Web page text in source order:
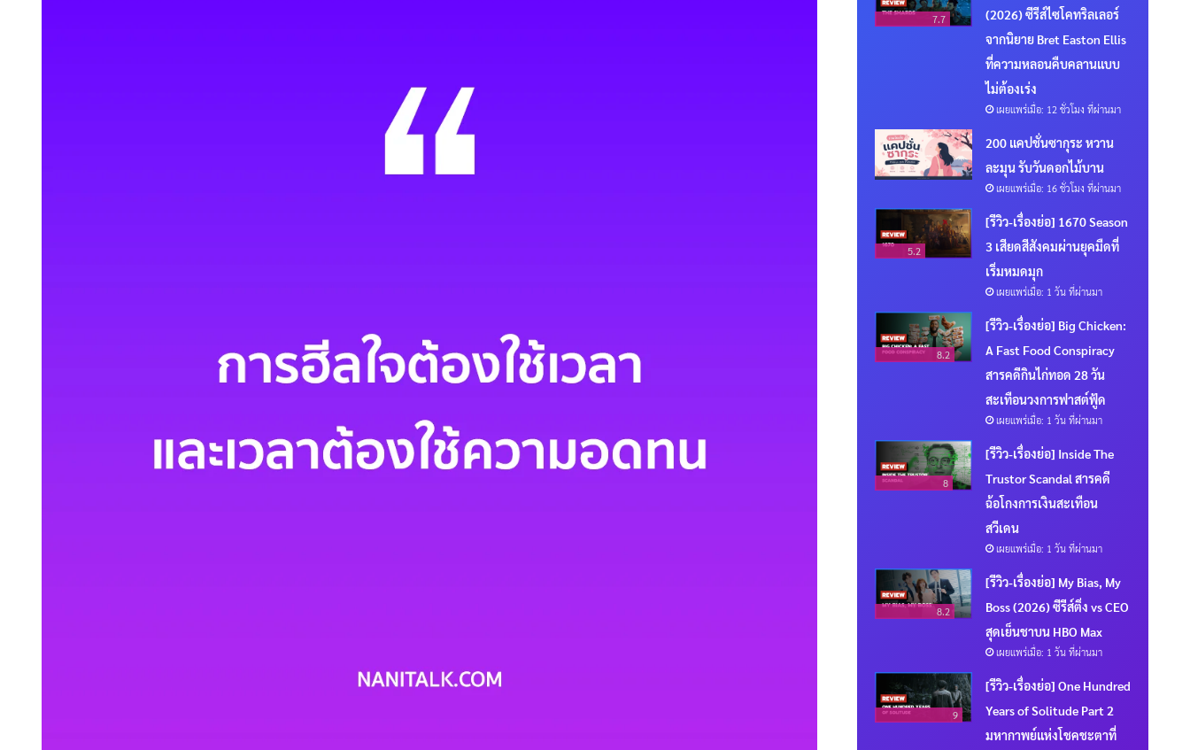
7.7
(2026) ซีรีส์ไซโคทริลเลอร์
จากนิยาย Bret Easton Ellis
ที่ความหลอนคืบคลานแบบ
ไม่ต้องเร่ง
เผยแพร่เมื่อ: 12 ชั่วโมง ที่ผ่านมา
200 แคปชั่นซากุระ หวาน
ละมุน รับวันดอกไม้บาน
เผยแพร่เมื่อ: 16 ชั่วโมง ที่ผ่านมา
5.2
[รีวิว-เรื่องย่อ] 1670 Season
3 เสียดสีสังคมผ่านยุคมืดที่
เริ่มหมดมุก
เผยแพร่เมื่อ: 1 วัน ที่ผ่านมา
8.2
[รีวิว-เรื่องย่อ] Big Chicken:
A Fast Food Conspiracy
สารคดีกินไก่ทอด 28 วัน
สะเทือนวงการฟาสต์ฟู้ด
เผยแพร่เมื่อ: 1 วัน ที่ผ่านมา
8
[รีวิว-เรื่องย่อ] Inside The
Trustor Scandal สารคดี
ฉ้อโกงการเงินสะเทือน
สวีเดน
เผยแพร่เมื่อ: 1 วัน ที่ผ่านมา
8.2
[รีวิว-เรื่องย่อ] My Bias, My
Boss (2026) ซีรีส์ติ่ง vs CEO
สุดเย็นชาบน HBO Max
เผยแพร่เมื่อ: 1 วัน ที่ผ่านมา
9
[รีวิว-เรื่องย่อ] One Hundred
Years of Solitude Part 2
มหากาพย์แห่งโชคชะตาที่